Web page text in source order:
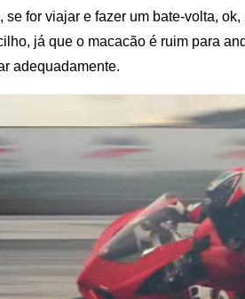
se for viajar e fazer um bate-volta,
já que o macacão é ruim para
adequadamente.